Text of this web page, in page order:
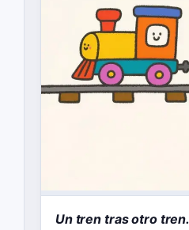
Un tren tras otro tren.